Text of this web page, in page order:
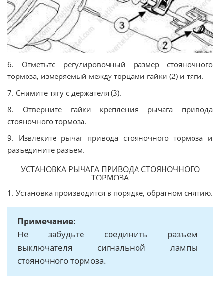
6. Отметьте регулировочный размер стояночного
тормоза, измеряемый между торцами гайки (2) и тяги.
7. Снимите тягу с держателя (3).
8. Отверните гайки крепления рычага привода
стояночного тормоза.
9. Извлеките рычаг привода стояночного тормоза и
разъедините разъем.
УСТАНОВКА РЫЧАГА ПРИВОДА СТОЯНОЧНОГО
ТОРМОЗА
1. Установка производится в порядке, обратном снятию.
Примечание:
Не забудьте соединить разъем
выключателя сигнальной лампы
стояночного тормоза.